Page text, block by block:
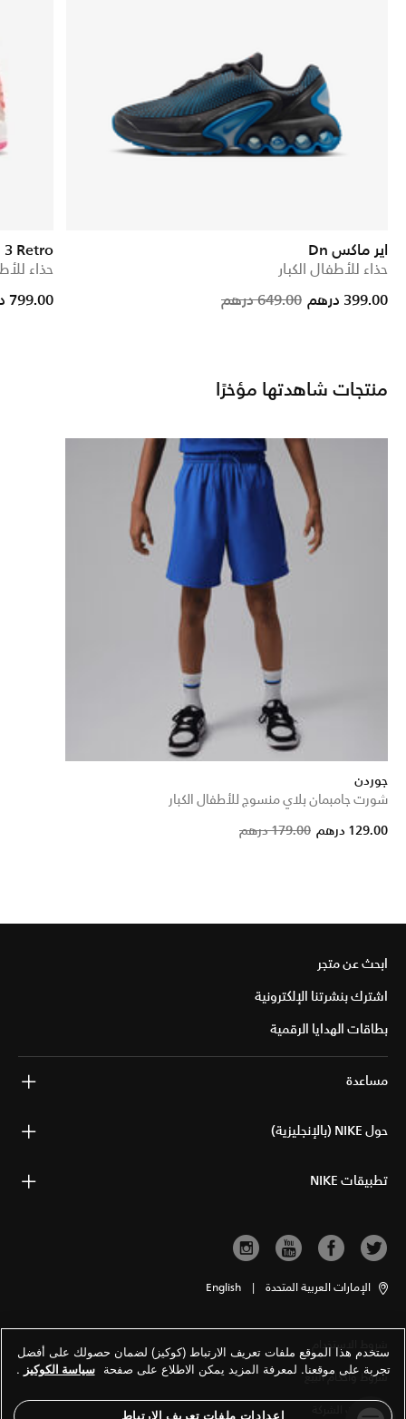
اير ماكس Dn
حذاء للأطفال الكبار
Price
649.00 درهم to
399.00 درهم
Retro
حذاء
799.00 درهم
منتجات شاهدتها مؤخرًا
جوردن
شورت جامبمان بلاي منسوج للأطفال الكبار
Price reduced179.00 درهم to 129.00 درهم
ابحث عن متجر
اشترك بنشرتنا الإلكترونية
بطاقات الهدايا الرقمية
مساعدة
حول NIKE (بالإنجليزية)
تطبيقات NIKE
الإمارات العربية المتحدة |
English
شروط الاستخدام
شروط وأحكام البيع
معلومات الشركة
ستخدم هذا الموقع ملفات تعريف الارتباط (كوكيز) لضمان حصولك على أفضل
تجربة على موقعنا. لمعرفة المزيد يمكن الاطلاع على صفحة سياسة الكوكيز .